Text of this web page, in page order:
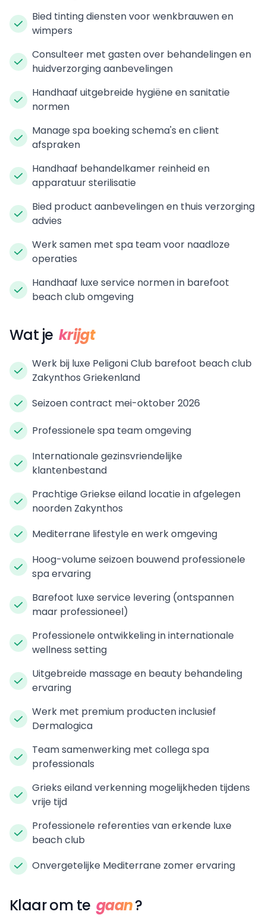
Bied tinting diensten voor wenkbrauwen en
wimpers
Consulteer met gasten over behandelingen en
huidverzorging aanbevelingen
Handhaaf uitgebreide hygiëne en sanitatie
normen
Manage spa boeking schema's en client
afspraken
Handhaaf behandelkamer reinheid en
apparatuur sterilisatie
Bied product aanbevelingen en thuis verzorging
advies
Werk samen met spa team voor naadloze
operaties
Handhaaf luxe service normen in barefoot
beach club omgeving
Wat je krijgt
Werk bij luxe Peligoni Club barefoot beach club
Zakynthos Griekenland
Seizoen contract mei-oktober 2026
Professionele spa team omgeving
Internationale gezinsvriendelijke
klantenbestand
Prachtige Griekse eiland locatie in afgelegen
noorden Zakynthos
Mediterrane lifestyle en werk omgeving
Hoog-volume seizoen bouwend professionele
spa ervaring
Barefoot luxe service levering (ontspannen
maar professioneel)
Professionele ontwikkeling in internationale
wellness setting
Uitgebreide massage en beauty behandeling
ervaring
Werk met premium producten inclusief
Dermalogica
Team samenwerking met collega spa
professionals
Grieks eiland verkenning mogelijkheden tijdens
vrije tijd
Professionele referenties van erkende luxe
beach club
Onvergetelijke Mediterrane zomer ervaring
Klaar om te gaan?